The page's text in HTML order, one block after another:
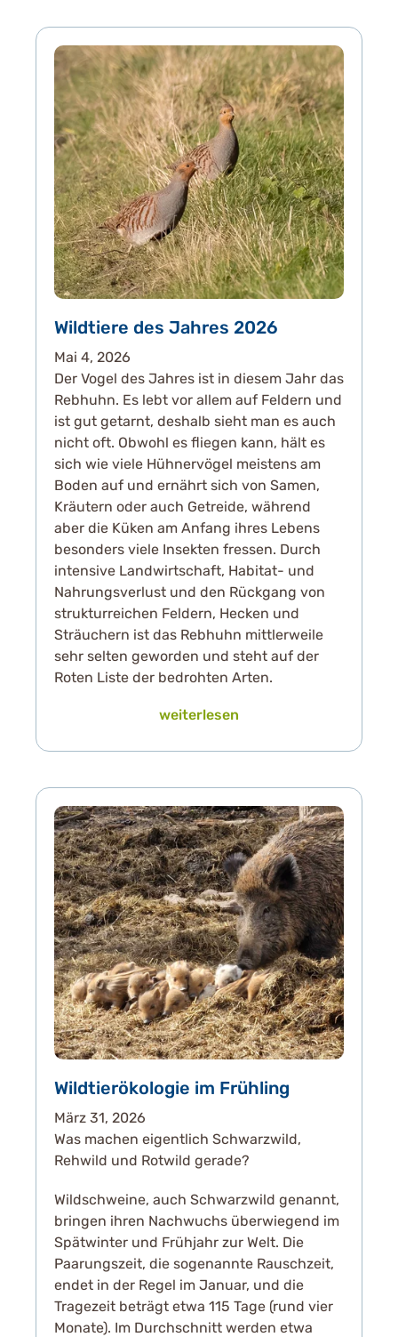
Wildtiere des Jahres 2026
Mai 4, 2026
Der Vogel des Jahres ist in diesem Jahr das
Rebhuhn. Es lebt vor allem auf Feldern und
ist gut getarnt, deshalb sieht man es auch
nicht oft. Obwohl es fliegen kann, hält es
sich wie viele Hühnervögel meistens am
Boden auf und ernährt sich von Samen,
Kräutern oder auch Getreide, während
aber die Küken am Anfang ihres Lebens
besonders viele Insekten fressen. Durch
intensive Landwirtschaft, Habitat- und
Nahrungsverlust und den Rückgang von
strukturreichen Feldern, Hecken und
Sträuchern ist das Rebhuhn mittlerweile
sehr selten geworden und steht auf der
Roten Liste der bedrohten Arten.
weiterlesen
Wildtierökologie im Frühling
März 31, 2026
Was machen eigentlich Schwarzwild,
Rehwild und Rotwild gerade?
Wildschweine, auch Schwarzwild genannt,
bringen ihren Nachwuchs überwiegend im
Spätwinter und Frühjahr zur Welt. Die
Paarungszeit, die sogenannte Rauschzeit,
endet in der Regel im Januar, und die
Tragezeit beträgt etwa 115 Tage (rund vier
Monate). Im Durchschnitt werden etwa